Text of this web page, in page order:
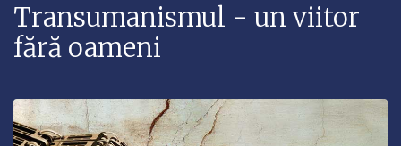
Transumanismul - un viitor
fără oameni